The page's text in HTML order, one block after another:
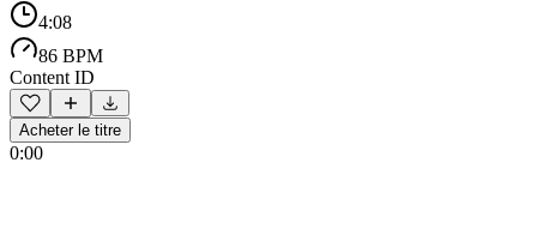
4:08
86 BPM
Content ID
Acheter le titre
0:00